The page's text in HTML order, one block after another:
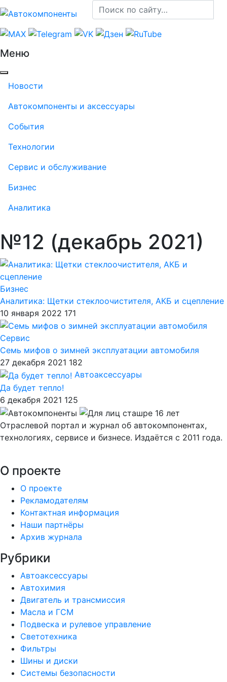
Меню
Новости
Автокомпоненты и аксессуары
События
Технологии
Сервис и обслуживание
Бизнес
Аналитика
№12 (декабрь 2021)
Бизнес
Аналитика: Щетки стеклоочистителя, АКБ и сцепление
10 января 2022 171
Сервис
Семь мифов о зимней эксплуатации автомобиля
27 декабря 2021 182
Автоаксессуары
Да будет тепло!
6 декабря 2021 125
Отраслевой портал и журнал об автокомпонентах,
технологиях, сервисе и бизнесе. Издаётся с 2011 года.
О проекте
О проекте
Рекламодателям
Контактная информация
Наши партнёры
Архив журнала
Рубрики
Автоаксессуары
Автохимия
Двигатель и трансмиссия
Масла и ГСМ
Подвеска и рулевое управление
Светотехника
Фильтры
Шины и диски
Системы безопасности